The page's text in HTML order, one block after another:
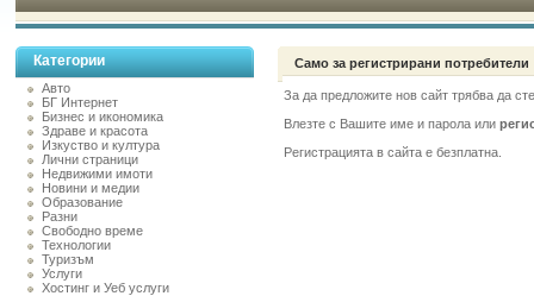
Категории
Авто
БГ Интернет
Бизнес и икономика
Здраве и красота
Изкуство и култура
Лични страници
Недвижими имоти
Новини и медии
Образование
Разни
Свободно време
Технологии
Туризъм
Услуги
Хостинг и Уеб услуги
Само за регистрирани потребители
За да предложите нов сайт трябва да
Влезте с Вашите име и парола или
Регистрацията в сайта е безплатна.